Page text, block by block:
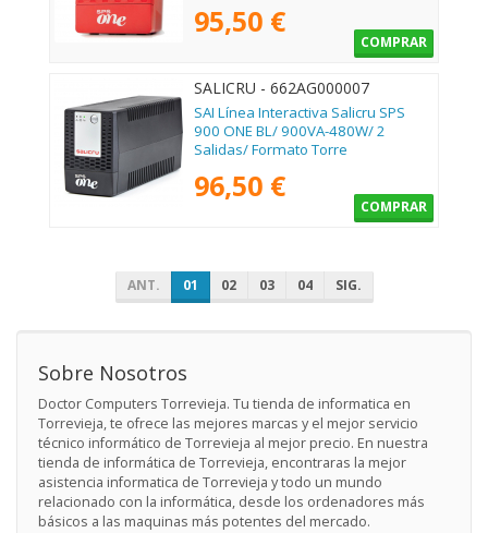
95,50 €
COMPRAR
SALICRU - 662AG000007
SAI Línea Interactiva Salicru SPS
900 ONE BL/ 900VA-480W/ 2
Salidas/ Formato Torre
96,50 €
COMPRAR
ANT. 01 02 03 04 SIG.
Sobre Nosotros
Doctor Computers Torrevieja. Tu tienda de informatica en
Torrevieja, te ofrece las mejores marcas y el mejor servicio
técnico informático de Torrevieja al mejor precio. En nuestra
tienda de informática de Torrevieja, encontraras la mejor
asistencia informatica de Torrevieja y todo un mundo
relacionado con la informática, desde los ordenadores más
básicos a las maquinas más potentes del mercado.